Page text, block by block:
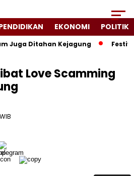
EKONOMI POLITIK
Ditahan Kejagung Festival
Love Scamming